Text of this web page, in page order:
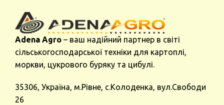
Adena Agro – ваш надійний партнер в світі
сільськогосподарської техніки для картоплі,
моркви, цукрового буряку та цибулі.
35306, Україна, м.Рівне, с.Колоденка, вул.Свободи
26